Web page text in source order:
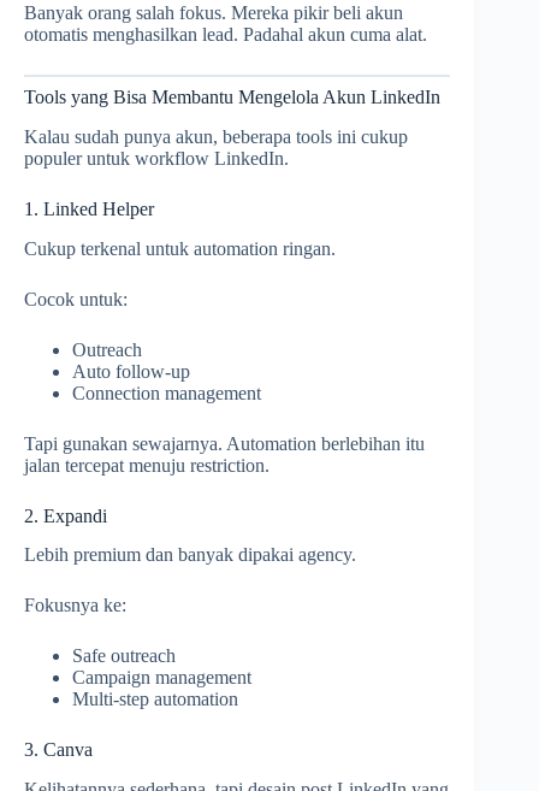
Banyak orang salah fokus. Mereka pikir beli akun
otomatis menghasilkan lead. Padahal akun cuma alat.
Tools yang Bisa Membantu Mengelola Akun LinkedIn
Kalau sudah punya akun, beberapa tools ini cukup
populer untuk workflow LinkedIn.
1. Linked Helper
Cukup terkenal untuk automation ringan.
Cocok untuk:
Outreach
Auto follow-up
Connection management
Tapi gunakan sewajarnya. Automation berlebihan itu
jalan tercepat menuju restriction.
2. Expandi
Lebih premium dan banyak dipakai agency.
Fokusnya ke:
Safe outreach
Campaign management
Multi-step automation
3. Canva